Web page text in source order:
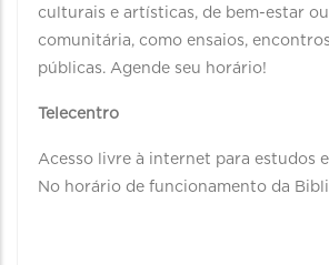
culturais e artísticas, de bem-estar
comunitária, como ensaios,
públicas. Agende seu horário!
Telecentro
Acesso livre à internet para estudos
No horário de funcionamento da